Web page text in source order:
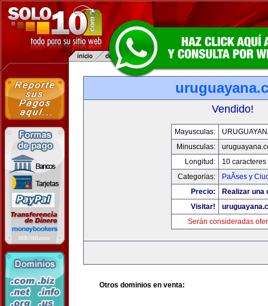
Vendido!
Mayusculas:
Minusculas:
Longitud:
10 caracteres
Categorias:
PaÃ­ses y
Precio:
Realizar una
Visitar!
Serán consideradas
Otros dominios en venta: